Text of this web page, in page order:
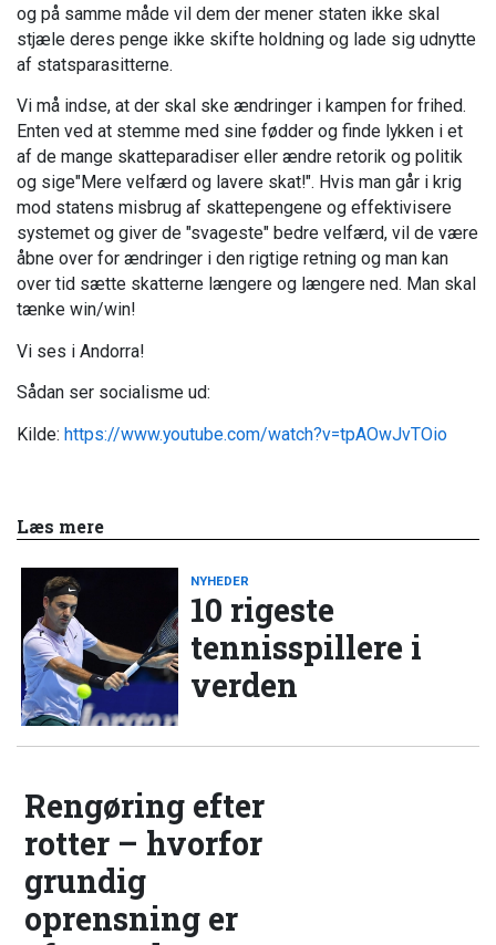
og på samme måde vil dem der mener staten ikke skal
stjæle deres penge ikke skifte holdning og lade sig udnytte
af statsparasitterne.
Vi må indse, at der skal ske ændringer i kampen for frihed.
Enten ved at stemme med sine fødder og finde lykken i et
af de mange skatteparadiser eller ændre retorik og politik
og sige"Mere velfærd og lavere skat!". Hvis man går i krig
mod statens misbrug af skattepengene og effektivisere
systemet og giver de "svageste" bedre velfærd, vil de være
åbne over for ændringer i den rigtige retning og man kan
over tid sætte skatterne længere og længere ned. Man skal
tænke win/win!
Vi ses i Andorra!
Sådan ser socialisme ud:
Kilde: https://www.youtube.com/watch?v=tpAOwJvTOio
Læs mere
NYHEDER
10 rigeste
tennisspillere i
verden
Rengøring efter
rotter – hvorfor
grundig
oprensning er